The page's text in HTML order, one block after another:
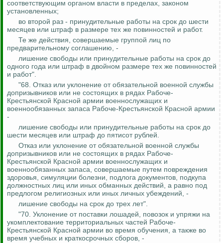
соответствующим органом власти в пределах, законом
установленных;
во второй раз - принудительные работы на срок до шести
месяцев или штраф в размере тех же повинностей и работ.
Те же действия, совершаемые группой лиц по
предварительному соглашению, -
лишение свободы или принудительные работы на срок до
одного года или штраф в двойном размере тех же повинностей
и работ".
"68. Отказ или уклонение от обязательной военной службы
допризывников или не состоящих в рядах Рабоче-
Крестьянской Красной армии военнослужащих и
военнообязанных запаса Рабоче-Крестьянской Красной армии
-
лишение свободы или принудительные работы на срок до
шести месяцев или штраф до пятисот рублей.
Отказ или уклонение от обязательной военной службы
допризывников или не состоящих в рядах Рабоче-
Крестьянской Красной армии военнослужащих и
военнообязанных запаса, совершаемые путем повреждения
здоровья, симуляции болезни, подлога документов, подкупа
должностных лиц или иных обманных действий, а равно под
предлогом религиозных или иных личных убеждений, -
лишение свободы на срок до трех лет".
"70. Уклонение от поставки лошадей, повозок и упряжи на
укомплектование территориальных частей Рабоче-
Крестьянской Красной армии во время обучения, а также во
время учебных и краткосрочных сборов, -